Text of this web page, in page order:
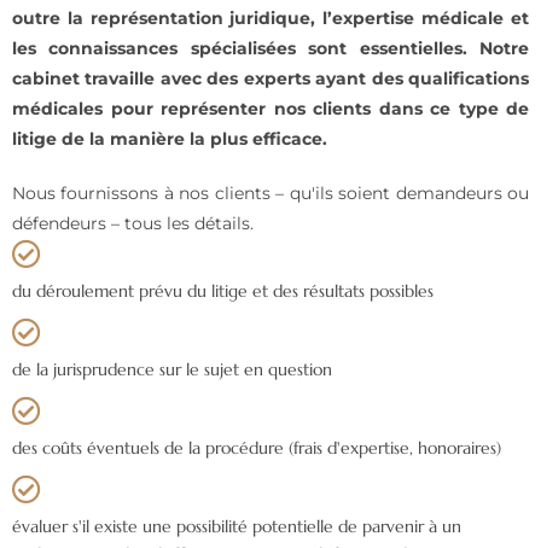
outre la représentation juridique, l’expertise médicale et
les connaissances spécialisées sont essentielles. Notre
cabinet travaille avec des experts ayant des qualifications
médicales pour représenter nos clients dans ce type de
litige de la manière la plus efficace.
Nous fournissons à nos clients – qu'ils soient demandeurs ou
défendeurs – tous les détails.
du déroulement prévu du litige et des résultats possibles
de la jurisprudence sur le sujet en question
des coûts éventuels de la procédure (frais d'expertise, honoraires)
évaluer s'il existe une possibilité potentielle de parvenir à un